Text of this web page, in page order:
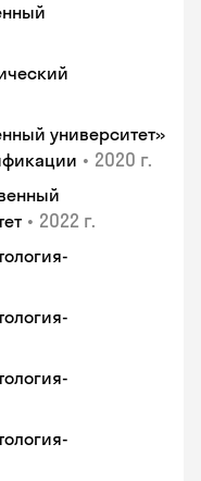
университет»
• 2020 г.
• 2022 г.